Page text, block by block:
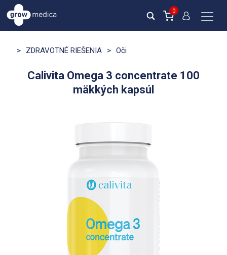
0
> ZDRAVOTNÉ RIEŠENIA > Oči
Calivita Omega 3 concentrate 100
mäkkých kapsúl